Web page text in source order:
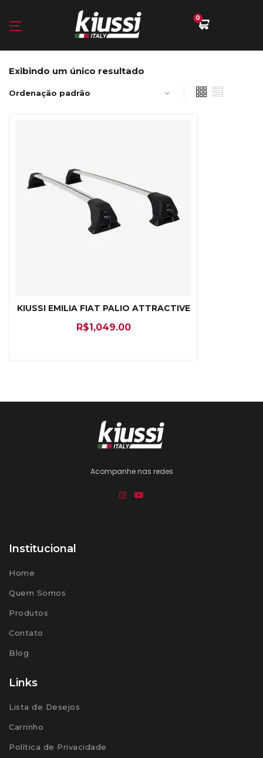
0
Exibindo um único resultado
KIUSSI EMILIA FIAT PALIO ATTRACTIVE
R$1,049.00
Acompanhe nas redes
Institucional
Home
Quem Somos
Produtos
Contato
Blog
Links
Lista de Desejos
Carrinho
Política de Privacidade